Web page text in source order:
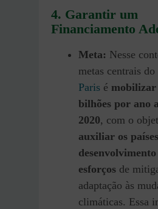
4. Garantir um
Financiamento
Meta: Nesse
metas centrais do
Paris é mobilizar
bilhões por ano
2020, com o
auxiliar os
desenvolvimento
esforços de
adaptação às
climáticas. Essa